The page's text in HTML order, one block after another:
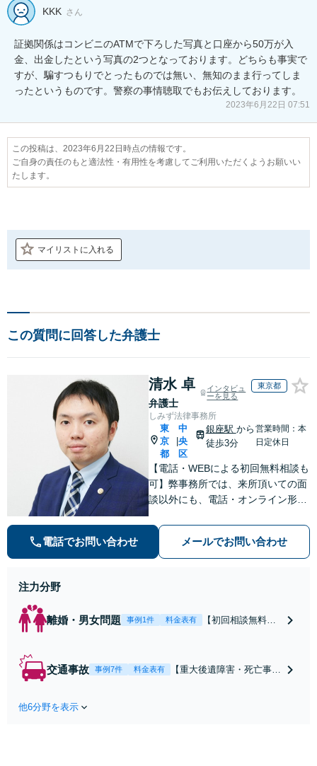
KKK さん
証拠関係はコンビニのATMで下ろした写真と口座から50万が入
金、出金したという写真の2つとなっております。どちらも事実で
すが、騙すつもりでとったものでは無い、無知のまま行ってしま
ったというものです。警察の事情聴取でもお伝えしております。
2023年6月22日 07:51
この投稿は、2023年6月22日時点の情報です。
ご自身の責任のもと適法性・有用性を考慮してご利用いただくようお願いい
たします。
マイリストに入れる
この質問に回答した弁護士
清水 卓
弁護士
インタビュ
ーを見る
東京都
しみず法律事務所
東
京
都
中
央
区
銀座駅 から
徒歩3分
営業時間：本
日定休日
【電話・WEBによる初回無料相談も
可】弊事務所では、来所頂いての面
談以外にも、電話・オンライン形式
弁護士にご相談頂くことで、今のご
不安が和らぐとともに、問題解決の
ために前に進むことができます。
電話でお問い合わせ メールでお問い合わせ
注力分野
離婚・男女問題 事例1件 料金表有
【初回相談無料】
条件で離婚ができ
交通事故 事例7件 料金表有
【重大後遺障害・死亡事案
他6分野を表示